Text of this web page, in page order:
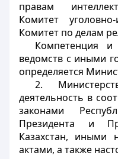
правам
Комитет
Комитет по делам
Компетенция и
ведомств с иными
определяется
2.
деятельность в
законами
Президента и
Казахстан, иными
актами, а также